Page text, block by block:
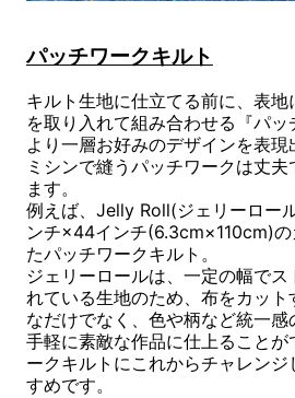
パッチワークキルト
キルト生地に仕立てる前に、表
を取り入れて組み合わせる『パッ
より一層お好みのデザインを表現
ミシンで縫うパッチワークは丈
ます。
例えば、Jelly Roll(ジェリーロー
ンチ×44インチ(6.3cm×110cm)の
たパッチワークキルト。
ジェリーロールは、一定の幅でス
れている生地のため、布をカッ
なだけでなく、色や柄など統一感
手軽に素敵な作品に仕上ることが
ークキルトにこれからチャレン
すめです。